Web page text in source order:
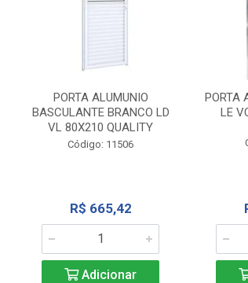
PORTA ALUMUNIO
BASCULANTE BRANCO LD
VL 80X210 QUALITY
Código: 11506
R$ 665,42
Adicionar
PORTA
LE